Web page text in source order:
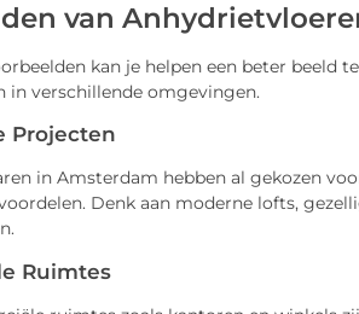
van
kan je helpen een beter beeld
in verschillende omgevingen.
Projecten
in Amsterdam hebben al gekozen
Denk aan moderne lofts,
Ruimtes